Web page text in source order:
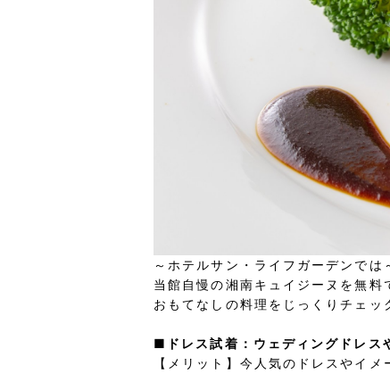
～ホテルサン・ライフガーデンでは
当館自慢の湘南キュイジーヌを無
おもてなしの料理をじっくりチェ
■ドレス試着：ウェディングドレス
【メリット】今人気のドレスやイ